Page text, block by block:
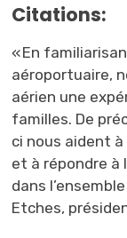
Citations:
« En
aéroportuaire,
aérien une
familles. De
ci nous aident
et à répondre à
dans
Etches,